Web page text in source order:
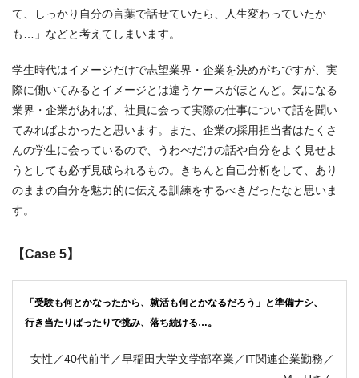
て、しっかり自分の言葉で話せていたら、人生変わっていたか
も…」などと考えてしまいます。
学生時代はイメージだけで志望業界・企業を決めがちですが、実
際に働いてみるとイメージとは違うケースがほとんど。気になる
業界・企業があれば、社員に会って実際の仕事について話を聞い
てみればよかったと思います。また、企業の採用担当者はたくさ
んの学生に会っているので、うわべだけの話や自分をよく見せよ
うとしても必ず見破られるもの。きちんと自己分析をして、あり
のままの自分を魅力的に伝える訓練をするべきだったなと思いま
す。
【Case 5】
「受験も何とかなったから、就活も何とかなるだろう」と準備ナシ、
行き当たりばったりで挑み、落ち続ける…。
女性／40代前半／早稲田大学文学部卒業／IT関連企業勤務／